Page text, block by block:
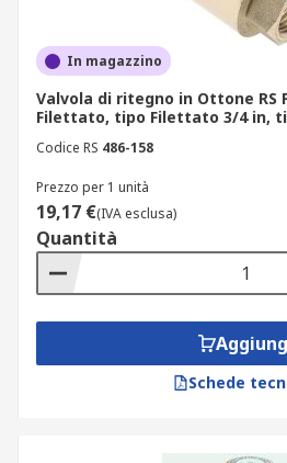
In magazzino
Valvola di ritegno in Ottone RS
Filettato, tipo Filettato 3/4 in,
Codice RS 486-158
Prezzo per 1 unità
19,17 €(IVA esclusa)
Quantità
Schede